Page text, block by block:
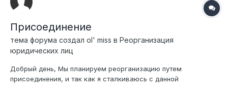
Присоединение
тема форума создал ol' miss в Реорганизация
юридических лиц
Добрый день, Мы планируем реорганизацию путем
присоединения, и так как я сталкиваюсь с данной